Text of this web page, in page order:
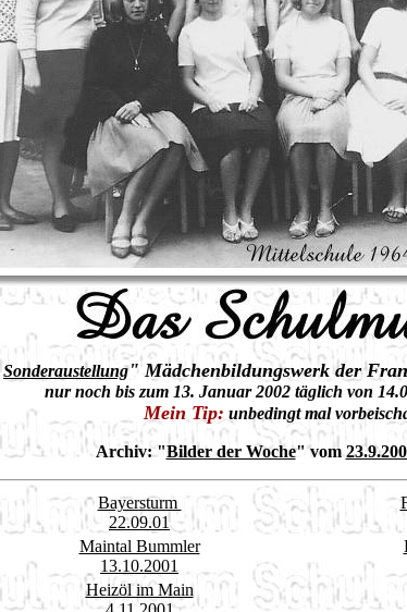
Sonderaustellung" Mädchenbildungswerk der
nur noch bis zum 13. Januar 2002 täglich von
Mein Tip: unbedingt mal
Archiv:"Bilder der Woche" vom
Bayersturm
22.09.01
Maintal Bummler
13.10.2001
Heizöl im Main